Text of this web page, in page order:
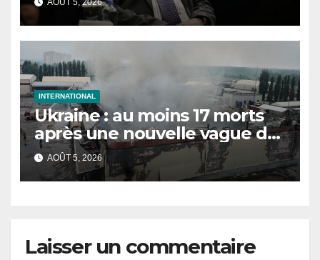
INTERNATIONAL
Ukraine : au moins 17 morts
après une nouvelle vague de
frappes russes sur Kiev et sa
région
AOÛT 5, 2026
Laisser un commentaire